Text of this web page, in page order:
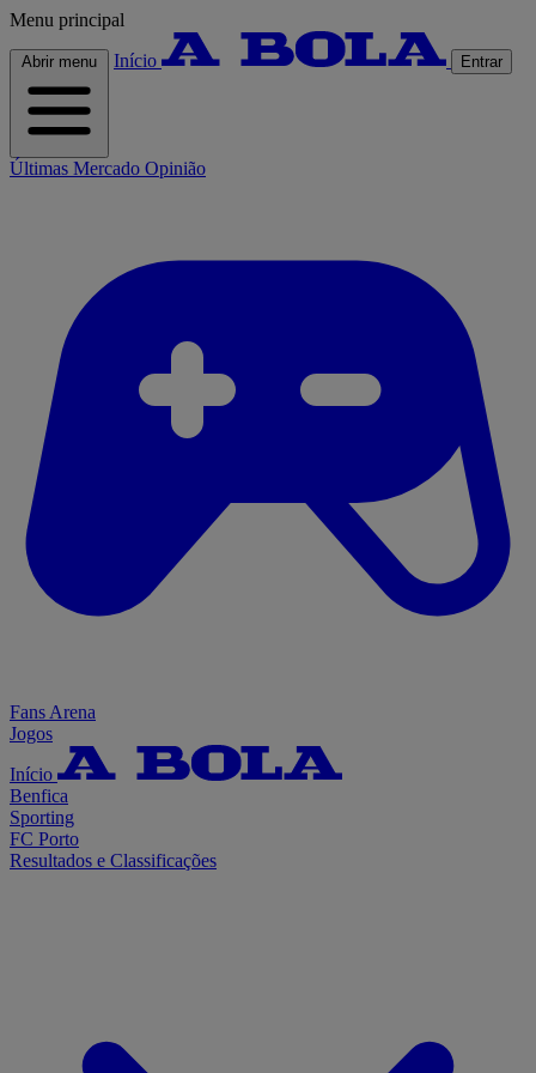
Menu principal
Abrir menu Início Entrar
Últimas Mercado Opinião
Fans Arena
Jogos
Início
Benfica
Sporting
FC Porto
Resultados e Classificações